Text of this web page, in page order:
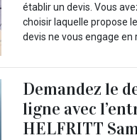
établir un devis. Vous
choisir laquelle propose
devis ne vous engage en
Demandez le
ligne avec
HELFRITT